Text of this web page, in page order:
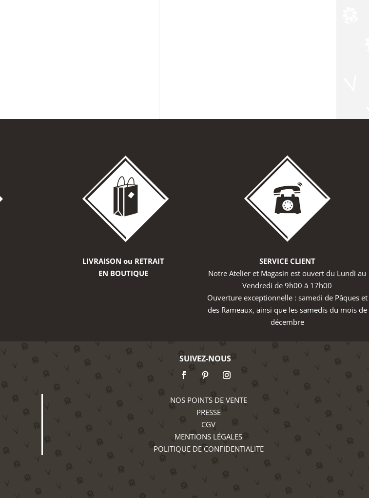
LIVRAISON ou RETRAIT
EN BOUTIQUE
SERVICE CLIENT
Notre Atelier et Magasin est ouvert du Lundi au
Vendredi de 9h00 à 17h00
Ouverture exceptionnelle : samedi de Pâques et
des Rameaux, ainsi que les samedis du mois de
décembre
SUIVEZ-NOUS
NOS POINTS DE VENTE
PRESSE
CGV
MENTIONS LÉGALES
POLITIQUE DE CONFIDENTIALITE